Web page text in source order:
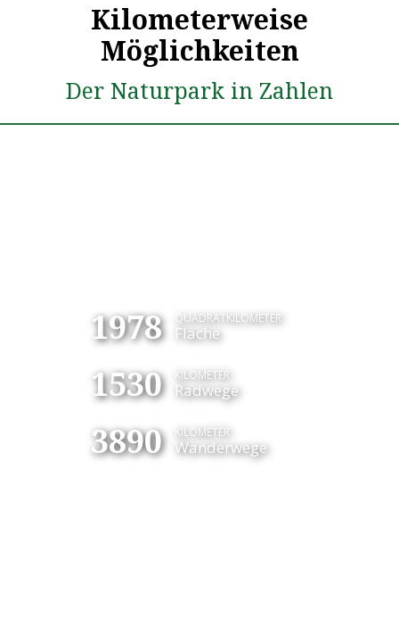
Kilometerweise
Möglichkeiten
Der Naturpark in Zahlen
1978 QUADRATKILOMETER
Fläche
1530 KILOMETER
Radwege
3890 KILOMETER
Wanderwege